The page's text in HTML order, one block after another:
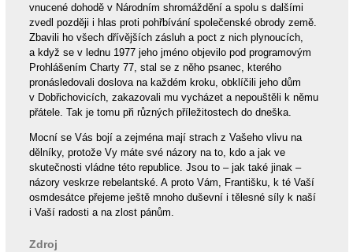
vnucené dohodě v Národním shromáždění a spolu s dalšími
zvedl později i hlas proti pohřbívání společenské obrody země.
Zbavili ho všech dřívějších zásluh a poct z nich plynoucích,
a když se v lednu 1977 jeho jméno objevilo pod programovým
Prohlášením Charty 77, stal se z něho psanec, kterého
pronásledovali doslova na každém kroku, obklíčili jeho dům
v Dobřichovicích, zakazovali mu vycházet a nepouštěli k němu
přátele. Tak je tomu při různých příležitostech do dneška.
Mocní se Vás bojí a zejména mají strach z Vašeho vlivu na
dělníky, protože Vy máte své názory na to, kdo a jak ve
skutečnosti vládne této republice. Jsou to – jak také jinak –
názory veskrze rebelantské. A proto Vám, Františku, k té Vaší
osmdesátce přejeme ještě mnoho duševní i tělesné síly k naší
i Vaší radosti a na zlost pánům.
Zdroj